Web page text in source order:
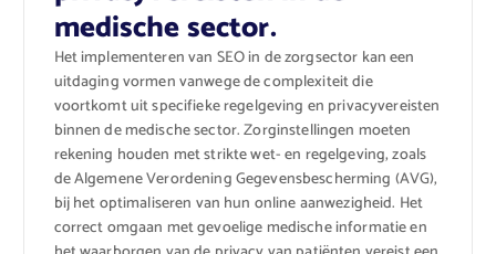
medische sector.
Het implementeren van SEO in de zorgsector kan een
uitdaging vormen vanwege de complexiteit die
voortkomt uit specifieke regelgeving en privacyvereisten
binnen de medische sector. Zorginstellingen moeten
rekening houden met strikte wet- en regelgeving, zoals
de Algemene Verordening Gegevensbescherming (AVG),
bij het optimaliseren van hun online aanwezigheid. Het
correct omgaan met gevoelige medische informatie en